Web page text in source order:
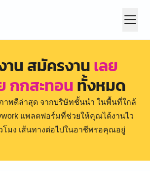
าน สมัครงานเลย
กกสะทอนทั้งหมด
พดีล่าสุด จากบริษัทชั้นนำ ในพื้นที่ใกล้
แพลตฟอร์มที่ช่วยให้คุณได้งานไว
โมง เส้นทางต่อไปในอาชีพรอคุณอยู่